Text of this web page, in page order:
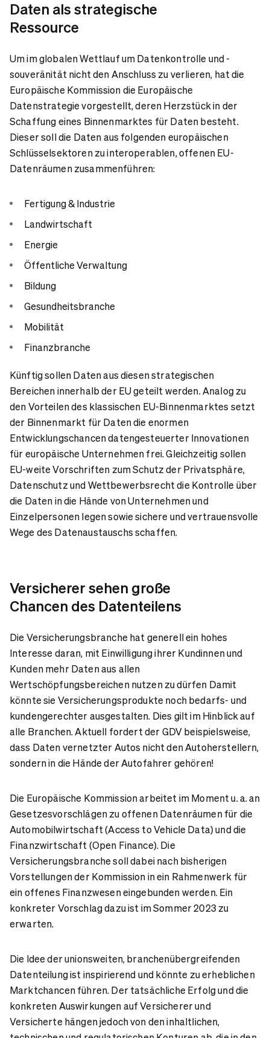
Daten als strategische
Ressource
Um im globalen Wettlauf um Datenkontrolle und -
souveränität nicht den Anschluss zu verlieren, hat die
Europäische Kommission die Europäische
Datenstrategie vorgestellt, deren Herzstück in der
Schaffung eines Binnenmarktes für Daten besteht.
Dieser soll die Daten aus folgenden europäischen
Schlüsselsektoren zu interoperablen, offenen EU-
Datenräumen zusammenführen:
Fertigung & Industrie
Landwirtschaft
Energie
Öffentliche Verwaltung
Bildung
Gesundheitsbranche
Mobilität
Finanzbranche
Künftig sollen Daten aus diesen strategischen
Bereichen innerhalb der EU geteilt werden. Analog zu
den Vorteilen des klassischen EU-Binnenmarktes setzt
der Binnenmarkt für Daten die enormen
Entwicklungschancen datengesteuerter Innovationen
für europäische Unternehmen frei. Gleichzeitig sollen
EU-weite Vorschriften zum Schutz der Privatsphäre,
Datenschutz und Wettbewerbsrecht die Kontrolle über
die Daten in die Hände von Unternehmen und
Einzelpersonen legen sowie sichere und vertrauensvolle
Wege des Datenaustauschs schaffen.
Versicherer sehen große
Chancen des Datenteilens
Die Versicherungsbranche hat generell ein hohes
Interesse daran, mit Einwilligung ihrer Kundinnen und
Kunden mehr Daten aus allen
Wertschöpfungsbereichen nutzen zu dürfen Damit
könnte sie Versicherungsprodukte noch bedarfs- und
kundengerechter ausgestalten. Dies gilt im Hinblick auf
alle Branchen. Aktuell fordert der GDV beispielsweise,
dass Daten vernetzter Autos nicht den Autoherstellern,
sondern in die Hände der Autofahrer gehören!
Die Europäische Kommission arbeitet im Moment u. a. an
Gesetzesvorschlägen zu offenen Datenräumen für die
Automobilwirtschaft (Access to Vehicle Data) und die
Finanzwirtschaft (Open Finance). Die
Versicherungsbranche soll dabei nach bisherigen
Vorstellungen der Kommission in ein Rahmenwerk für
ein offenes Finanzwesen eingebunden werden. Ein
konkreter Vorschlag dazu ist im Sommer 2023 zu
erwarten.
Die Idee der unionsweiten, branchenübergreifenden
Datenteilung ist inspirierend und könnte zu erheblichen
Marktchancen führen. Der tatsächliche Erfolg und die
konkreten Auswirkungen auf Versicherer und
Versicherte hängen jedoch von den inhaltlichen,